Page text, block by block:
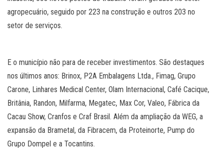
agropecuário, seguido por 223 na construção e outros 203 no
setor de serviços.
E o município não para de receber investimentos. São destaques
nos últimos anos: Brinox, P2A Embalagens Ltda., Fimag, Grupo
Carone, Linhares Medical Center, Olam Internacional, Café Cacique,
Britânia, Randon, Milfarma, Megatec, Max Cor, Valeo, Fábrica da
Cacau Show, Cranfos e Craf Brasil. Além da ampliação da WEG, a
expansão da Brametal, da Fibracem, da Proteinorte, Pump do
Grupo Dompel e a Tocantins.